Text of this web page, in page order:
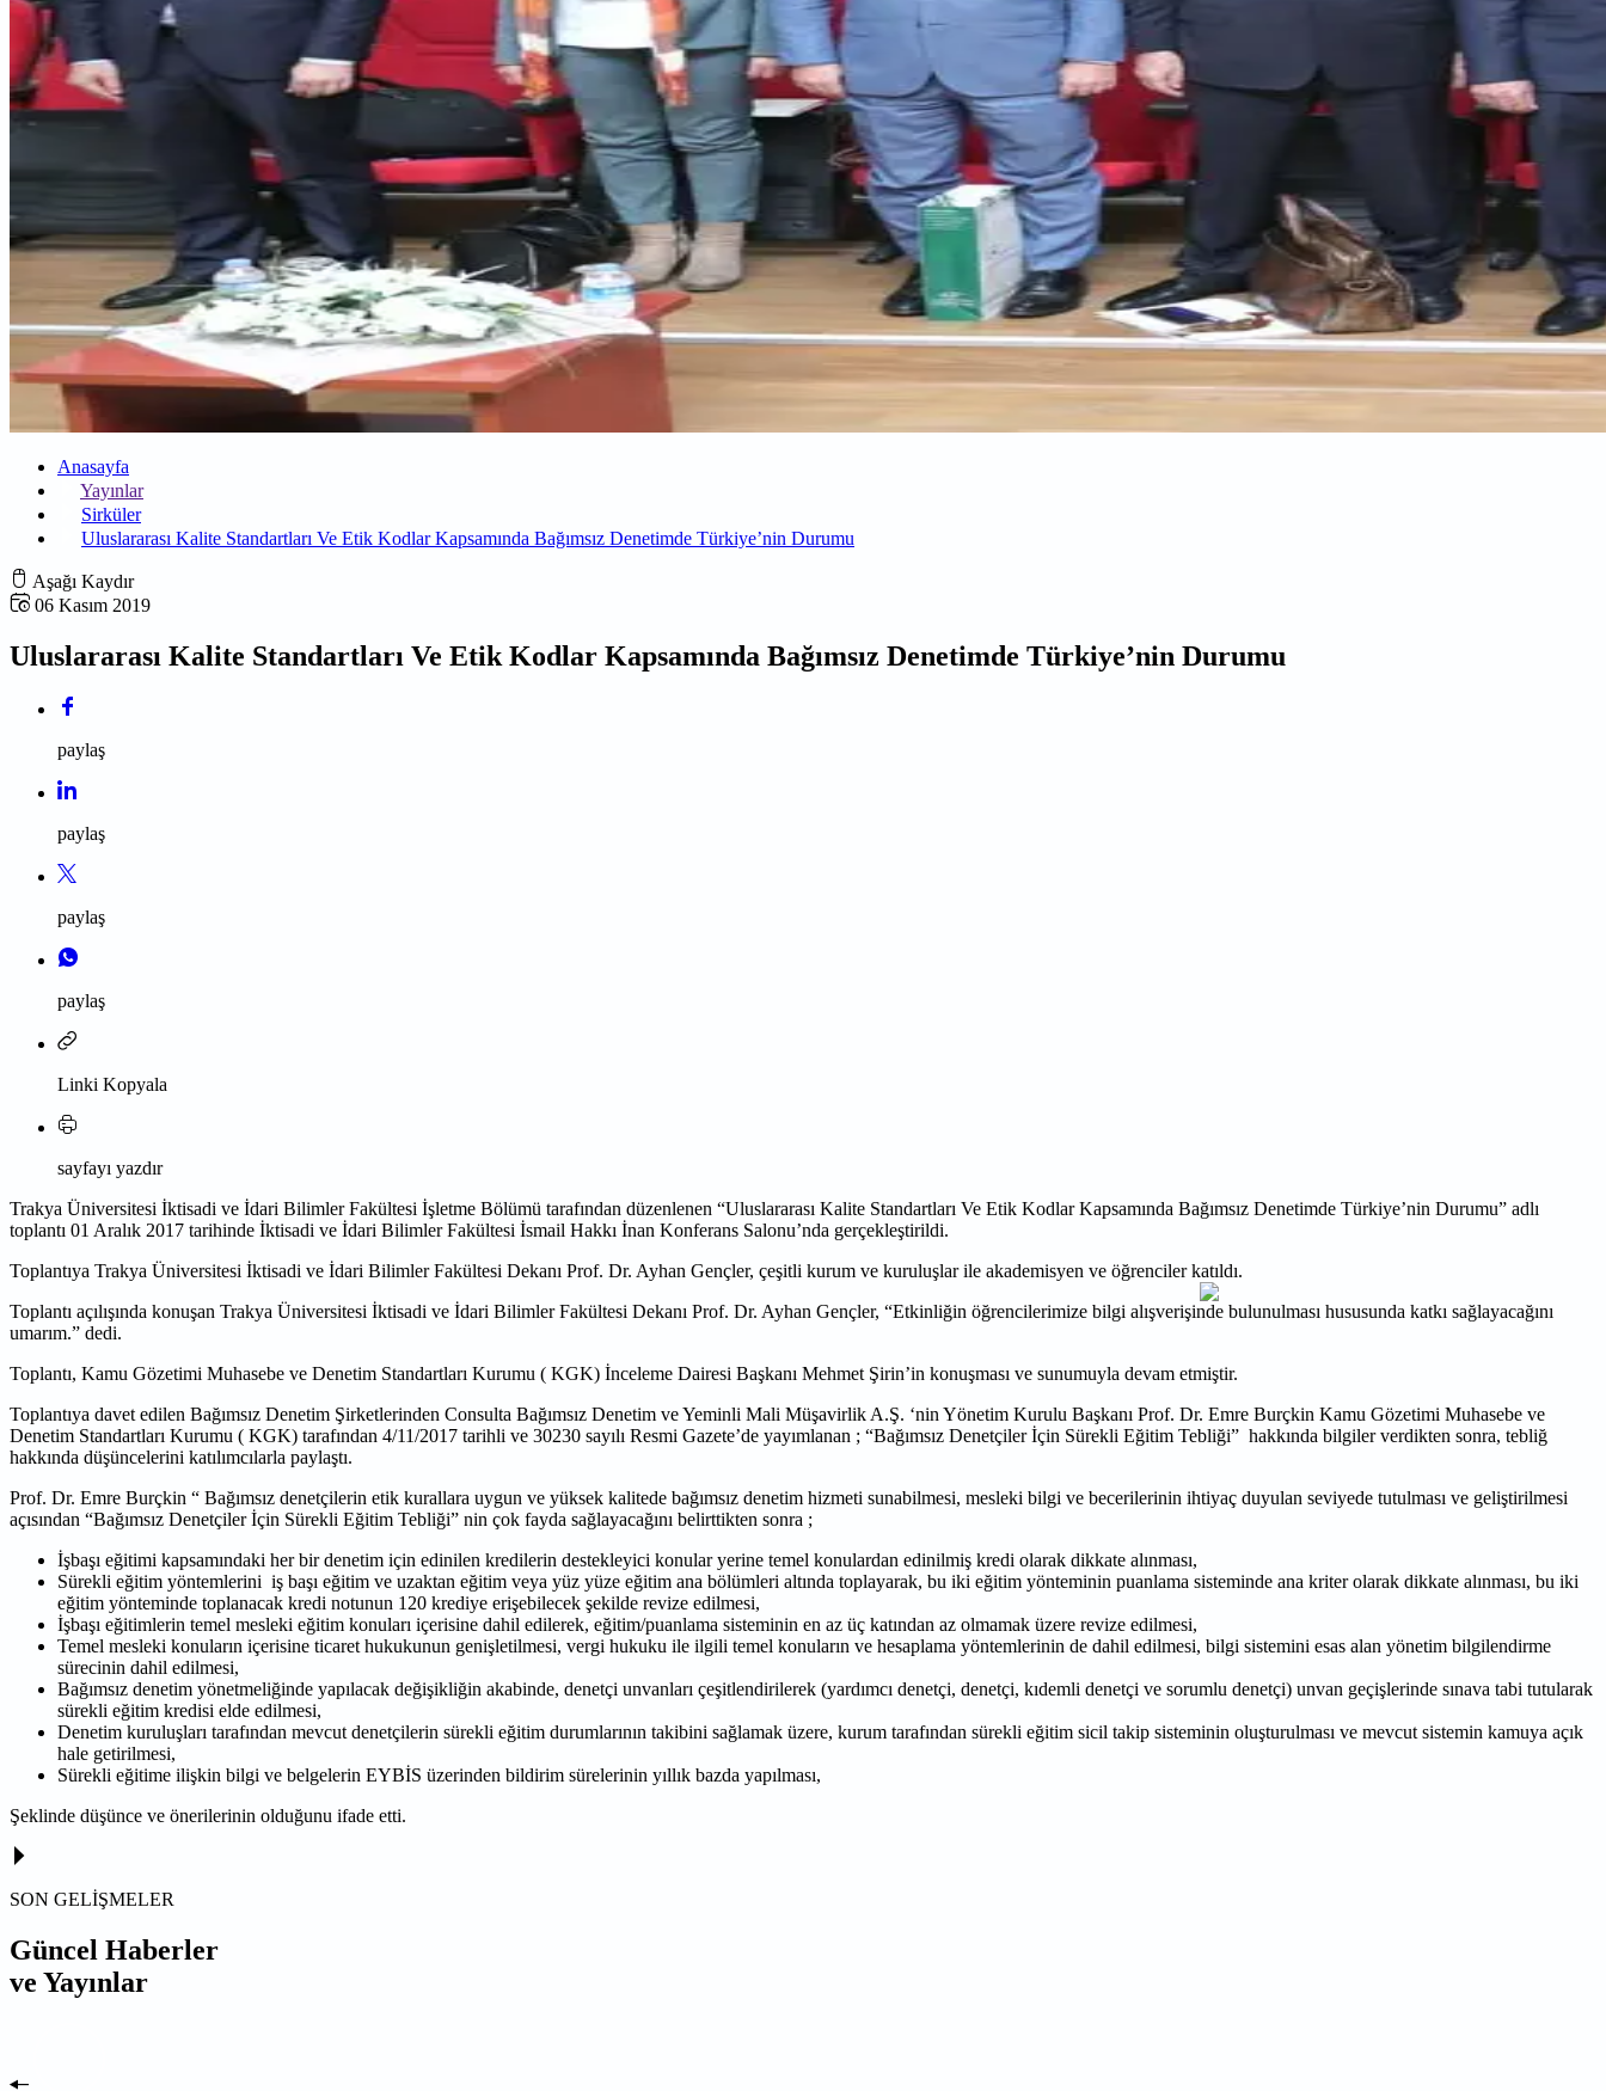
Anasayfa
Yayınlar
Sirküler
Uluslararası Kalite Standartları Ve Etik Kodlar Kapsamında Bağımsız Denetimde Türkiye’nin Durumu
Aşağı Kaydır
06 Kasım 2019
Uluslararası Kalite Standartları Ve Etik Kodlar Kapsamında Bağımsız Denetimde Türkiye’nin Durumu
paylaş
paylaş
paylaş
paylaş
Linki Kopyala
sayfayı yazdır
Trakya Üniversitesi İktisadi ve İdari Bilimler Fakültesi İşletme Bölümü tarafından düzenlenen “Uluslararası Kalite Standartları Ve Etik Kodlar Kapsamında Bağımsız Denetimde Türkiye’nin Durumu” adlı
toplantı 01 Aralık 2017 tarihinde İktisadi ve İdari Bilimler Fakültesi İsmail Hakkı İnan Konferans Salonu’nda gerçekleştirildi.
Toplantıya Trakya Üniversitesi İktisadi ve İdari Bilimler Fakültesi Dekanı Prof. Dr. Ayhan Gençler, çeşitli kurum ve kuruluşlar ile akademisyen ve öğrenciler katıldı.
Toplantı açılışında konuşan Trakya Üniversitesi İktisadi ve İdari Bilimler Fakültesi Dekanı Prof. Dr. Ayhan Gençler, “Etkinliğin öğrencilerimize bilgi alışverişinde bulunulması hususunda katkı sağlayacağını
umarım.” dedi.
Toplantı, Kamu Gözetimi Muhasebe ve Denetim Standartları Kurumu ( KGK) İnceleme Dairesi Başkanı Mehmet Şirin’in konuşması ve sunumuyla devam etmiştir.
Toplantıya davet edilen Bağımsız Denetim Şirketlerinden Consulta Bağımsız Denetim ve Yeminli Mali Müşavirlik A.Ş. ‘nin Yönetim Kurulu Başkanı Prof. Dr. Emre Burçkin Kamu Gözetimi Muhasebe ve
Denetim Standartları Kurumu ( KGK) tarafından 4/11/2017 tarihli ve 30230 sayılı Resmi Gazete’de yayımlanan ; “Bağımsız Denetçiler İçin Sürekli Eğitim Tebliği” hakkında bilgiler verdikten sonra, tebliğ
hakkında düşüncelerini katılımcılarla paylaştı.
Prof. Dr. Emre Burçkin “ Bağımsız denetçilerin etik kurallara uygun ve yüksek kalitede bağımsız denetim hizmeti sunabilmesi, mesleki bilgi ve becerilerinin ihtiyaç duyulan seviyede tutulması ve geliştirilmesi
açısından “Bağımsız Denetçiler İçin Sürekli Eğitim Tebliği” nin çok fayda sağlayacağını belirttikten sonra ;
İşbaşı eğitimi kapsamındaki her bir denetim için edinilen kredilerin destekleyici konular yerine temel konulardan edinilmiş kredi olarak dikkate alınması,
Sürekli eğitim yöntemlerini iş başı eğitim ve uzaktan eğitim veya yüz yüze eğitim ana bölümleri altında toplayarak, bu iki eğitim yönteminin puanlama sisteminde ana kriter olarak dikkate alınması, bu iki
eğitim yönteminde toplanacak kredi notunun 120 krediye erişebilecek şekilde revize edilmesi,
İşbaşı eğitimlerin temel mesleki eğitim konuları içerisine dahil edilerek, eğitim/puanlama sisteminin en az üç katından az olmamak üzere revize edilmesi,
Temel mesleki konuların içerisine ticaret hukukunun genişletilmesi, vergi hukuku ile ilgili temel konuların ve hesaplama yöntemlerinin de dahil edilmesi, bilgi sistemini esas alan yönetim bilgilendirme
sürecinin dahil edilmesi,
Bağımsız denetim yönetmeliğinde yapılacak değişikliğin akabinde, denetçi unvanları çeşitlendirilerek (yardımcı denetçi, denetçi, kıdemli denetçi ve sorumlu denetçi) unvan geçişlerinde sınava tabi tutularak
sürekli eğitim kredisi elde edilmesi,
Denetim kuruluşları tarafından mevcut denetçilerin sürekli eğitim durumlarının takibini sağlamak üzere, kurum tarafından sürekli eğitim sicil takip sisteminin oluşturulması ve mevcut sistemin kamuya açık
hale getirilmesi,
Sürekli eğitime ilişkin bilgi ve belgelerin EYBİS üzerinden bildirim sürelerinin yıllık bazda yapılması,
Şeklinde düşünce ve önerilerinin olduğunu ifade etti.
SON GELİŞMELER
Güncel Haberler
ve Yayınlar